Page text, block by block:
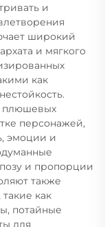
и
широкий
и мягкого
как
плюшевых
персонажей,
эмоции и
и пропорции
также
как
потайные
для